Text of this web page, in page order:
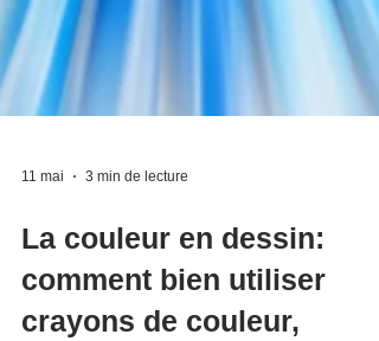
La couleur en dessin:
comment bien utiliser